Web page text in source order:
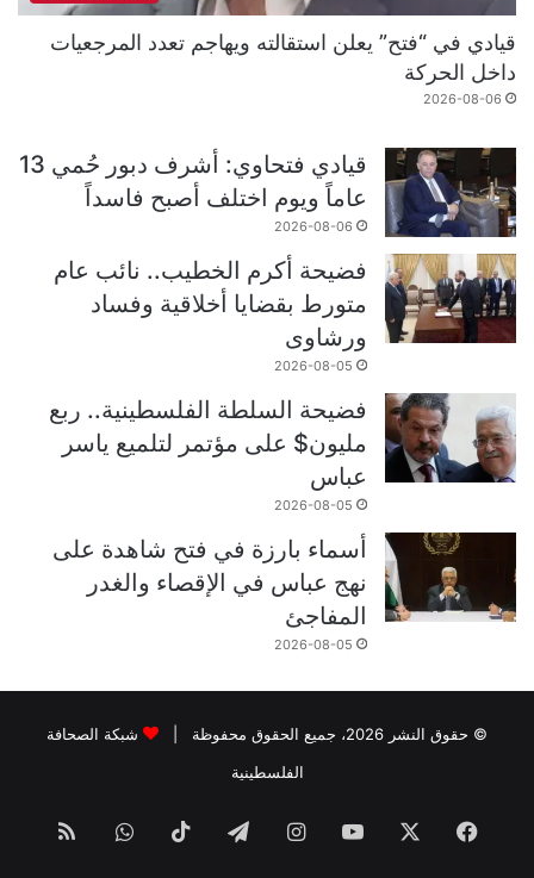
قيادي في “فتح” يعلن استقالته ويهاجم تعدد المرجعيات
داخل الحركة
2026-08-06
قيادي فتحاوي: أشرف دبور حُمي 13
عاماً ويوم اختلف أصبح فاسداً
2026-08-06
فضيحة أكرم الخطيب.. نائب عام
متورط بقضايا أخلاقية وفساد
ورشاوى
2026-08-05
فضيحة السلطة الفلسطينية.. ربع
مليون$ على مؤتمر لتلميع ياسر
عباس
2026-08-05
أسماء بارزة في فتح شاهدة على
نهج عباس في الإقصاء والغدر
المفاجئ
2026-08-05
© حقوق النشر 2026، جميع الحقوق محفوظة |
شبكة الصحافة
الفلسطينية
فيسبوك ‫YouTubeانستقرامتيلقرام ‫TikTokواتسابملخص